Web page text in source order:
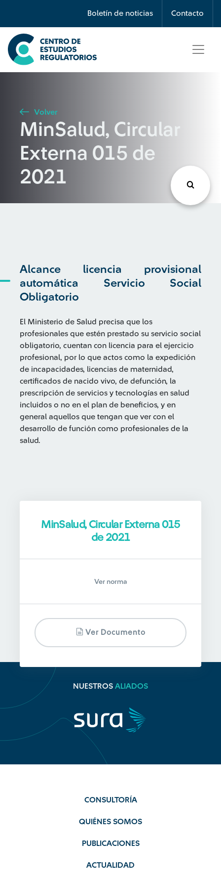
Boletín de noticias Contacto
Búsqueda
Seleccione país
Buscar
Volver
MinSalud, Circular
Externa 015 de
2021
Alcance licencia provisional
automática Servicio Social
Obligatorio
El Ministerio de Salud precisa que los
profesionales que estén prestado su servicio social
obligatorio, cuentan con licencia para el ejercicio
profesional, por lo que actos como la expedición
de incapacidades, licencias de maternidad,
certificados de nacido vivo, de defunción, la
prescripción de servicios y tecnologías en salud
incluidos o no en el plan de beneficios, y en
general aquellos que tengan que ver con el
desarrollo de función como profesionales de la
salud.
MinSalud, Circular Externa 015
de 2021
Ver norma
Ver Documento
NUESTROS ALIADOS
CONSULTORÍA
QUIÉNES SOMOS
PUBLICACIONES
ACTUALIDAD